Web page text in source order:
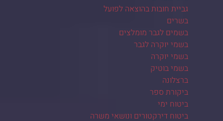
גביית חובות בהוצאה לפועל
בשרים
בשמים לגבר מומלצים
בשמי יוקרה לגבר
בשמי יוקרה
בשמי בוטיק
ברצלונה
ביקורת ספר
ביטוח ימי
ביטוח דירקטורים ונושאי משרה